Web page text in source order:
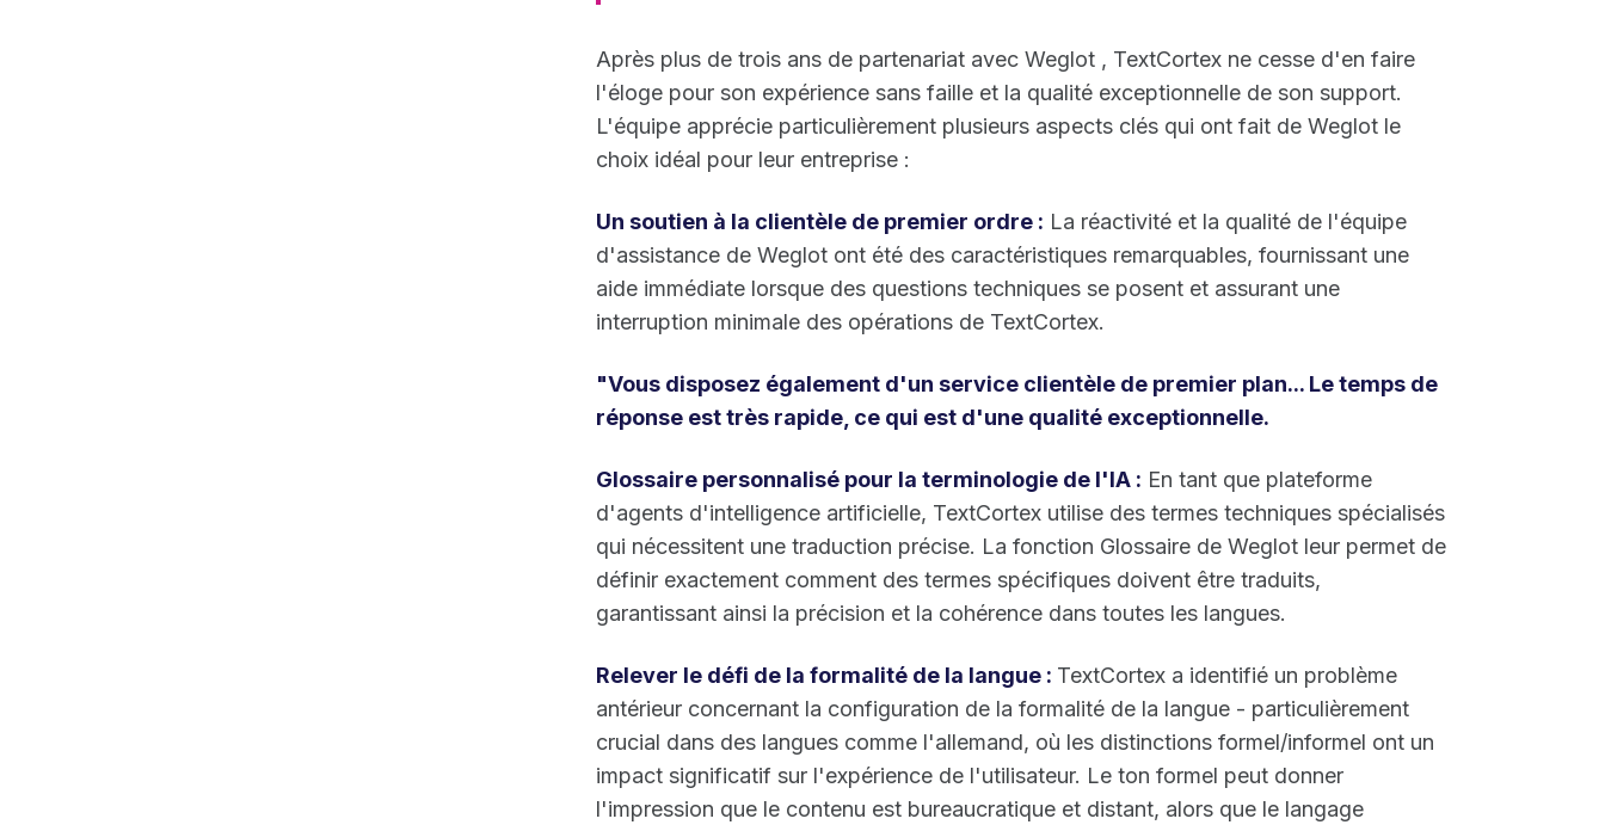
Après plus de trois ans de partenariat avec Weglot , TextCortex ne cesse d'en faire
l'éloge pour son expérience sans faille et la qualité exceptionnelle de son support.
L'équipe apprécie particulièrement plusieurs aspects clés qui ont fait de Weglot le
choix idéal pour leur entreprise :
Un soutien à la clientèle de premier ordre : La réactivité et la qualité de l'équipe
d'assistance de Weglot ont été des caractéristiques remarquables, fournissant une
aide immédiate lorsque des questions techniques se posent et assurant une
interruption minimale des opérations de TextCortex.
"Vous disposez également d'un service clientèle de premier plan... Le temps de
réponse est très rapide, ce qui est d'une qualité exceptionnelle.
Glossaire personnalisé pour la terminologie de l'IA : En tant que plateforme
d'agents d'intelligence artificielle, TextCortex utilise des termes techniques spécialisés
qui nécessitent une traduction précise. La fonction Glossaire de Weglot leur permet de
définir exactement comment des termes spécifiques doivent être traduits,
garantissant ainsi la précision et la cohérence dans toutes les langues.
Relever le défi de la formalité de la langue : TextCortex a identifié un problème
antérieur concernant la configuration de la formalité de la langue - particulièrement
crucial dans des langues comme l'allemand, où les distinctions formel/informel ont un
impact significatif sur l'expérience de l'utilisateur. Le ton formel peut donner
l'impression que le contenu est bureaucratique et distant, alors que le langage